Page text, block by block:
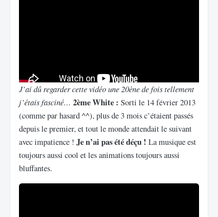
J’ai dû regarder cette vidéo une 20ène de fois tellement
j’étais fasciné… 2ème White : Sorti le 14 février 2013
(comme par hasard ^^), plus de 3 mois c’étaient passés
depuis le premier, et tout le monde attendait le suivant
avec impatience ! Je n’ai pas été déçu ! La musique est
toujours aussi cool et les animations toujours aussi
bluffantes.